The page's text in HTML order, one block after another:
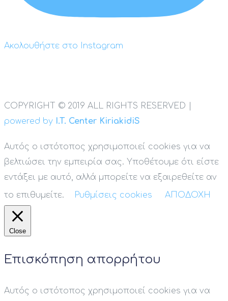
Ακολουθήστε στο Instagram
COPYRIGHT © 2019 ALL RIGHTS RESERVED |
powered by I.T. Center KiriakidiS
Αυτός ο ιστότοπος χρησιμοποιεί cookies για να
βελτιώσει την εμπειρία σας. Υποθέτουμε ότι είστε
εντάξει με αυτό, αλλά μπορείτε να εξαιρεθείτε αν
το επιθυμείτε.
Ρυθμίσεις cookies ΑΠΟΔΟΧΗ
Close
Επισκόπηση απορρήτου
Αυτός ο ιστότοπος χρησιμοποιεί cookies για να